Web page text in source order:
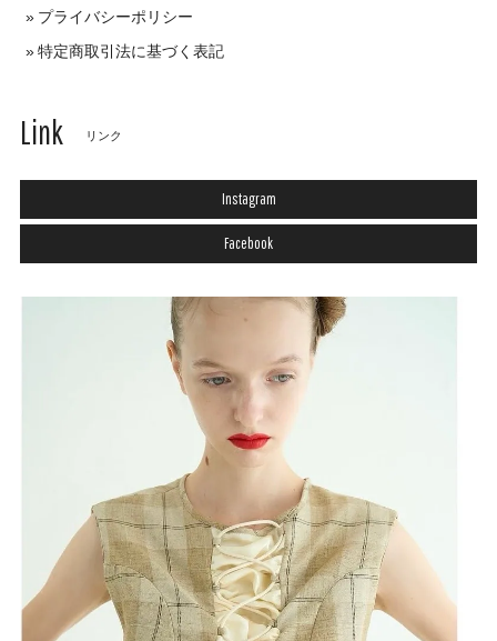
プライバシーポリシー
特定商取引法に基づく表記
Link リンク
Instagram
Facebook